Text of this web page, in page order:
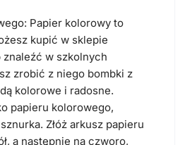
Papier kolorowy to
kupić w sklepie
w szkolnych
zrobić z niego bombki z
kolorowe i radosne.
papieru kolorowego,
Złóż arkusz papieru
a następnie na czworo,